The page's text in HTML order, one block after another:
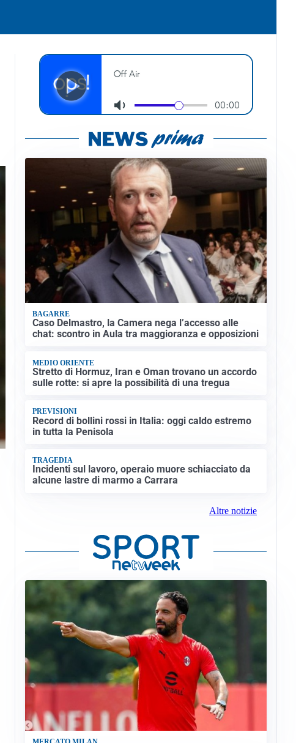
BAGARRE
Caso Delmastro, la Camera nega l’accesso alle
chat: scontro in Aula tra maggioranza e opposizioni
MEDIO ORIENTE
Stretto di Hormuz, Iran e Oman trovano un accordo
sulle rotte: si apre la possibilità di una tregua
PREVISIONI
Record di bollini rossi in Italia: oggi caldo estremo
in tutta la Penisola
TRAGEDIA
Incidenti sul lavoro, operaio muore schiacciato da
alcune lastre di marmo a Carrara
Altre notizie